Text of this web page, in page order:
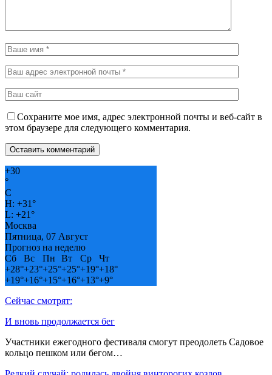
Сохраните мое имя, адрес электронной почты и веб-сайт в
этом браузере для следующего комментария.
+30
°
C
H: +31°
L: +21°
Москва
Пятница, 07 Август
Прогноз на неделю
Сб
Вс Пн Вт Ср
Чт
+28°+23°+25°+25°+19°+18°
+19°+16°+15°+16°+13°+9°
Сейчас смотрят:
И вновь продолжается бег
Участники ежегодного фестиваля смогут преодолеть Садовое
кольцо пешком или бегом…